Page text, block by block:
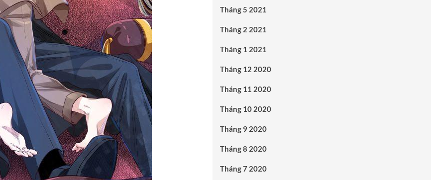
Tháng 5 2021
Tháng 2 2021
Tháng 1 2021
Tháng 12 2020
Tháng 11 2020
Tháng 10 2020
Tháng 9 2020
Tháng 8 2020
Tháng 7 2020